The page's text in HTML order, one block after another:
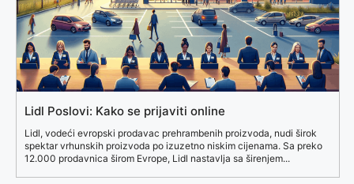
Lidl Poslovi: Kako se prijaviti online
Lidl, vodeći evropski prodavac prehrambenih proizvoda, nudi širok
spektar vrhunskih proizvoda po izuzetno niskim cijenama. Sa preko
12.000 prodavnica širom Evrope, Lidl nastavlja sa širenjem...